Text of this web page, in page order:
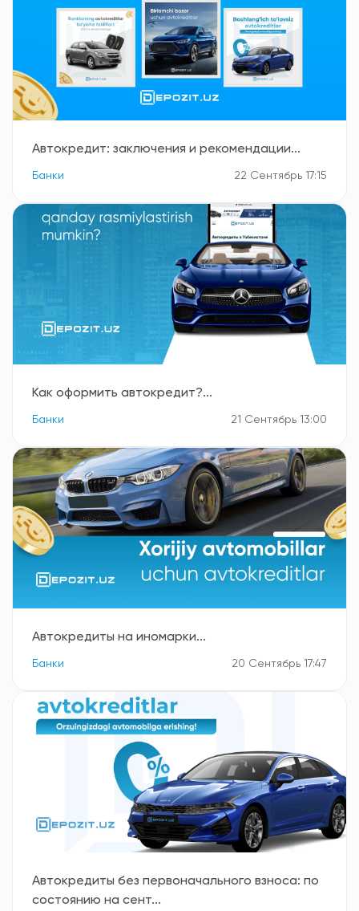
Автокредит: заключения и рекомендации...
Банки 22 Сентябрь 17:15
Как оформить автокредит?...
Банки 21 Сентябрь 13:00
Автокредиты на иномарки...
Банки 20 Сентябрь 17:47
Автокредиты без первоначального взноса: по
состоянию на сент...